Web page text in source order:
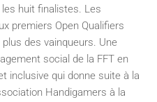
huit finalistes. Les
premiers Open Qualifiers
des vainqueurs. Une
social de la FFT en
inclusive qui donne suite à la
Handigamers à la